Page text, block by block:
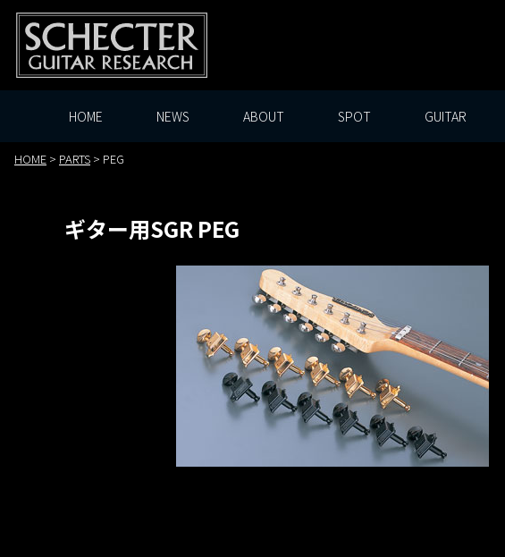
HOME NEWS ABOUT SPOT GUITAR
HOME > PARTS > PEG
ギター用SGR PEG